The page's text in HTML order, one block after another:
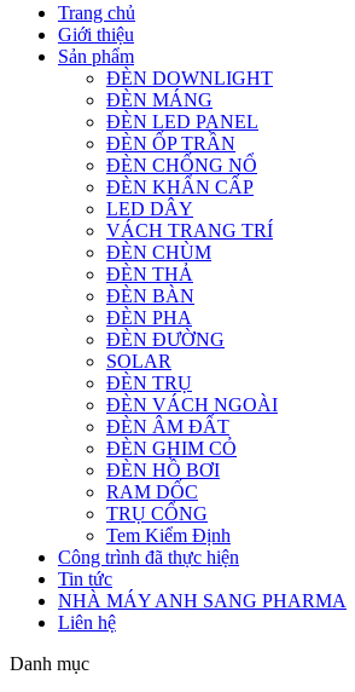
Trang chủ
Giới thiệu
Sản phẩm
ĐÈN DOWNLIGHT
ĐÈN MÁNG
ĐÈN LED PANEL
ĐÈN ỐP TRẦN
ĐÈN CHỐNG NỔ
ĐÈN KHẨN CẤP
LED DÂY
VÁCH TRANG TRÍ
ĐÈN CHÙM
ĐÈN THẢ
ĐÈN BÀN
ĐÈN PHA
ĐÈN ĐƯỜNG
SOLAR
ĐÈN TRỤ
ĐÈN VÁCH NGOÀI
ĐÈN ÂM ĐẤT
ĐÈN GHIM CỎ
ĐÈN HỒ BƠI
RAM DỐC
TRỤ CỔNG
Tem Kiểm Định
Công trình đã thực hiện
Tin tức
NHÀ MÁY ANH SANG PHARMA
Liên hệ
Danh mục